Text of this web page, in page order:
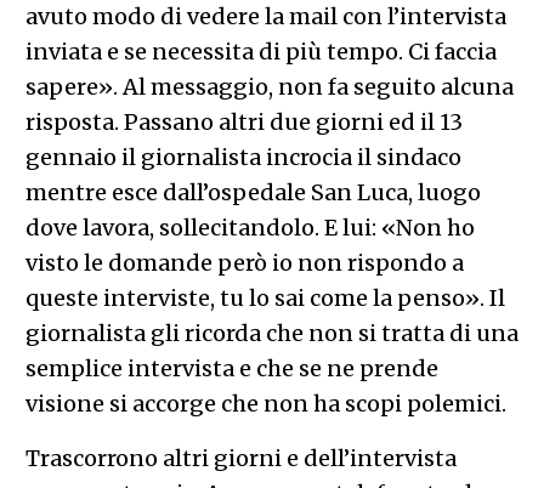
avuto modo di vedere la mail con l’intervista
inviata e se necessita di più tempo. Ci faccia
sapere». Al messaggio, non fa seguito alcuna
risposta. Passano altri due giorni ed il 13
gennaio il giornalista incrocia il sindaco
mentre esce dall’ospedale San Luca, luogo
dove lavora, sollecitandolo. E lui: «Non ho
visto le domande però io non rispondo a
queste interviste, tu lo sai come la penso». Il
giornalista gli ricorda che non si tratta di una
semplice intervista e che se ne prende
visione si accorge che non ha scopi polemici.
Trascorrono altri giorni e dell’intervista